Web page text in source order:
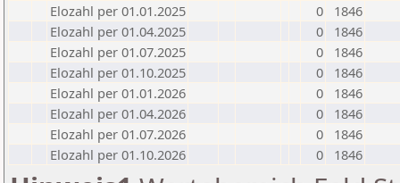
Elozahl per 01.01.2025
0
1846
Elozahl per 01.04.2025
0
1846
Elozahl per 01.07.2025
0
1846
Elozahl per 01.10.2025
0
1846
Elozahl per 01.01.2026
0
1846
Elozahl per 01.04.2026
0
1846
Elozahl per 01.07.2026
0
1846
Elozahl per 01.10.2026
0 1846